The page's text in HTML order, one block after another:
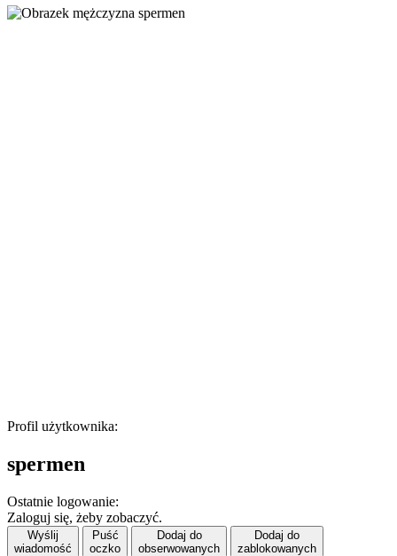
Profil użytkownika:
spermen
Ostatnie logowanie:
Zaloguj się, żeby zobaczyć.
Wyślij
wiadomość
Puść
oczko
Dodaj do
obserwowanych
Dodaj do
zablokowanych